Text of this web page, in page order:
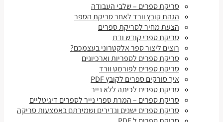
סריקת ספרים – שלבי העבודה
הגהת קובץ וורד לאחר סריקת הספר
הצעת מחיר לסריקת ספרים
סריקת ספרי קודש ודת
רוצים ליצור ספר אלקטרוני בעצמכם?
סריקת ספרים לספריות וארכיונים
סריקת ספרים לפורמט וורד
איך סורקים ספרים לקובץ PDF
סריקת ספרים לכיתה ללא נייר
סריקת ספרים – המרת ספרי נייר לספרים דיגיטליים
סריקת ספרים ישנים ונדירים ושמירתם באמצעות סריקה